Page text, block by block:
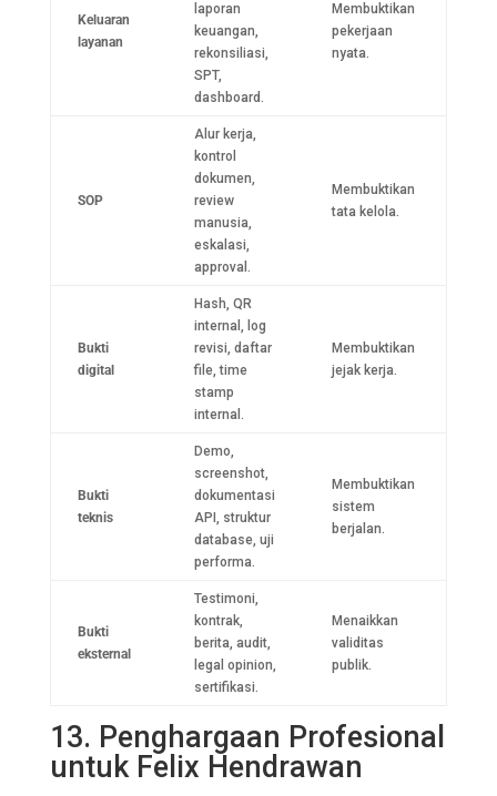
Keluaran
layanan
laporan
keuangan,
rekonsiliasi,
SPT,
dashboard.
Membuktikan
pekerjaan
nyata.
SOP
Alur kerja,
kontrol
dokumen,
review
manusia,
eskalasi,
approval.
Membuktikan
tata kelola.
Bukti
digital
Hash, QR
internal, log
revisi, daftar
file, time
stamp
internal.
Membuktikan
jejak kerja.
Bukti
teknis
Demo,
screenshot,
dokumentasi
API, struktur
database, uji
performa.
Membuktikan
sistem
berjalan.
Bukti
eksternal
Testimoni,
kontrak,
berita, audit,
legal opinion,
sertifikasi.
Menaikkan
validitas
publik.
13. Penghargaan Profesional
untuk Felix Hendrawan